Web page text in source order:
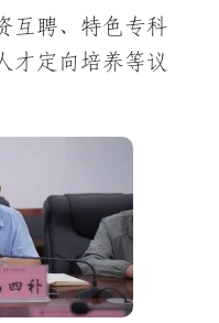
互聘、特色专科
才定向培养等议